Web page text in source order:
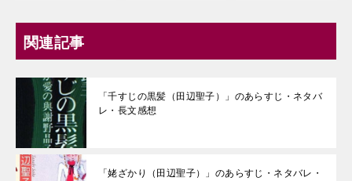
関連記事
「千すじの黒髪（田辺聖子）」のあらすじ・ネタバ
レ・長文感想
「姥ざかり（田辺聖子）」のあらすじ・ネタバレ・